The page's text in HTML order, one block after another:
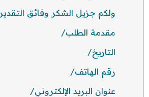
ولكم جزيل الشكر وفائق التقدير
مقدمة الطلب/
التاريخ/
رقم الهاتف/
عنوان البريد الإلكتروني/